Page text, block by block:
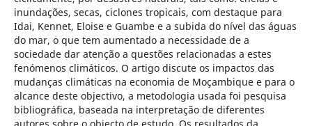
inundações, secas, ciclones tropicais, com destaque para
Idai, Kennet, Eloise e Guambe e a subida do nível das águas
do mar, o que tem aumentado a necessidade de a
sociedade dar atenção a questões relacionadas a estes
fenómenos climáticos. O artigo discute os impactos das
mudanças climáticas na economia de Moçambique e para o
alcance deste objectivo, a metodologia usada foi pesquisa
bibliográfica, baseada na interpretação de diferentes